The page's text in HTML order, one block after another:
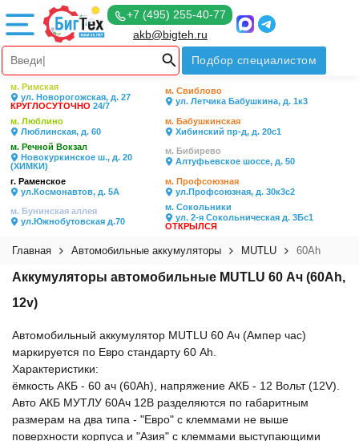
+7 (495) 255-40-77
akb@bigteh.ru
Подбор специалистом
м. Римская
ул. Новорогожская, д. 27
КРУГЛОСУТОЧНО 24/7
м. Свиблово
ул. Летчика Бабушкина, д. 1к3
м. Люблино
Люблинская, д. 60
м. Бабушкинская
Хибинский пр-д, д. 20с1
м. Речной Вокзал
Новокуркинское ш., д. 20
(ХИМКИ)
м. Бибирево
Алтуфьевское шоссе, д. 50
г. Раменское
ул.Космонавтов, д. 5А
м. Профсоюзная
ул.Профсоюзная, д. 30к3с2
м. Бунинская аллея
ул.Южнобутовская д.70
м. Сокольники
ул. 2-я Сокольническая д. 3Бс1
ОТКРЫЛСЯ
Главная Автомобильные аккумуляторы MUTLU 60Ah
Аккумуляторы автомобильные MUTLU 60 Ач (60Ah,
12v)
Автомобильный аккумулятор MUTLU 60 Ач (Ампер час)
маркируется по Евро стандарту 60 Ah.
Характеристики:
ёмкость АКБ - 60 ач (60Ah), напряжение АКБ - 12 Вольт (12V).
Авто АКБ МУТЛУ 60Ач 12В разделяются по габаритным
размерам на два типа - "Евро" с клеммами не выше
поверхности корпуса и "Азия" с клеммами выступающими